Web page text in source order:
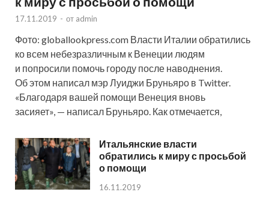
17.11.2019 - от admin
Фото: globallookpress.com Власти Италии обратились
ко всем небезразличным к Венеции людям
и попросили помочь городу после наводнения.
Об этом написал мэр Луиджи Бруньяро в Twitter.
«Благодаря вашей помощи Венеция вновь
засияет», — написал Бруньяро. Как отмечается,
Итальянские власти
обратились к миру с просьбой
о помощи
16.11.2019